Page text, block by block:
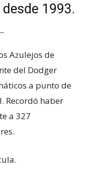
1993.
Azulejos de
del Dodger
a punto de
Recordó haber
a 327